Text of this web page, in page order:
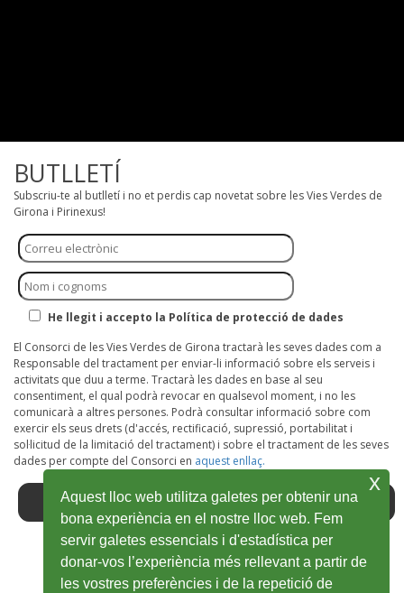
BUTLLETÍ
Subscriu-te al butlletí i no et perdis cap novetat sobre les Vies Verdes de
Girona i Pirinexus!
He llegit i accepto la Política de protecció de dades
El Consorci de les Vies Verdes de Girona tractarà les seves dades com a
Responsable del tractament per enviar-li informació sobre els serveis i
activitats que duu a terme. Tractarà les dades en base al seu
consentiment, el qual podrà revocar en qualsevol moment, i no les
comunicarà a altres persones. Podrà consultar informació sobre com
exercir els seus drets (d'accés, rectificació, supressió, portabilitat i
sol·licitud de la limitació del tractament) i sobre el tractament de les seves
dades per compte del Consorci en aquest enllaç.
Facebook
ObreTwitter
ObreYoutube
ObreInstagram
ObreWikiloc
Obre
Aquest lloc web utilitza galetes per obtenir una
bona experiència en el nostre lloc web. Fem
servir galetes essencials i d'estadística per
donar-vos l’experiència més rellevant a partir de
les vostres preferències i de la repetició de
x